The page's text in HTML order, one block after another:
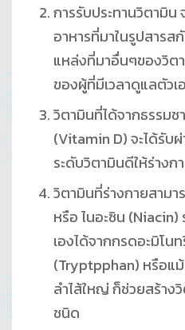
การรับประทานวิตามิ
อาหารที่มาในรูปสาร
แหล่งที่มาอื่นๆของวิต
ของผู้ที่มีเวลาดูแลตัว
วิตามินที่ได้จากธรรม
(Vitamin D) จะได้รับ
ระดับวิตามินดีให้ร่างก
วิตามินที่ร่างกายสามา
หรือ ไนอะซิน (Niacin)
เองได้จากกรดอะมิโน
(Tryptpphan) หรือแ
ลำไส้ใหญ่ ก็ช่วยสร้าง
ชนิด